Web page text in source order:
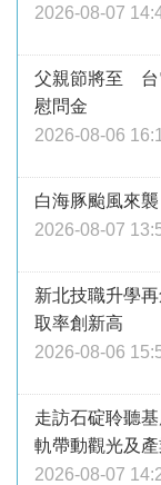
2026-08-07
父親節將至 台
慰問金
2026-08-06
白海豚颱風來
2026-08-07
新北技職升學
取率創新高
2026-08-06
走訪石碇聆聽
軌帶動觀光及
2026-08-07